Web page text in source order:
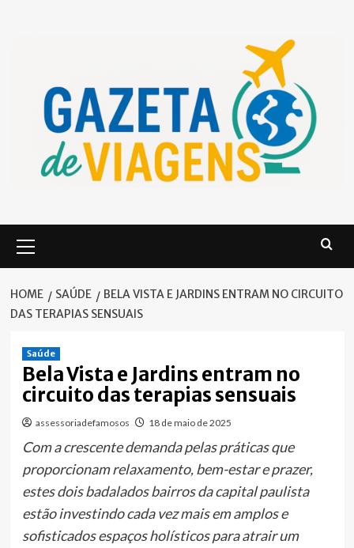
Menu
HOME SAÚDE
BELA VISTA E JARDINS ENTRAM NO CIRCUITO
DAS TERAPIAS SENSUAIS
Saúde
Bela Vista e Jardins entram no
circuito das terapias sensuais
assessoriadefamosos 18 de maio de 2025
Com a crescente demanda pelas práticas que
proporcionam relaxamento, bem-estar e prazer,
estes dois badalados bairros da capital paulista
estão investindo cada vez mais em amplos e
sofisticados espaços holísticos para atrair um